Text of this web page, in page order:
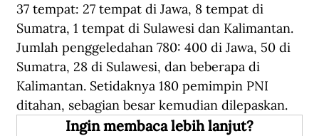
37 tempat: 27 tempat di Jawa, 8 tempat di
Sumatra, 1 tempat di Sulawesi dan Kalimantan.
Jumlah penggeledahan 780: 400 di Jawa, 50 di
Sumatra, 28 di Sulawesi, dan beberapa di
Kalimantan. Setidaknya 180 pemimpin PNI
ditahan, sebagian besar kemudian dilepaskan.
Ingin membaca lebih lanjut?